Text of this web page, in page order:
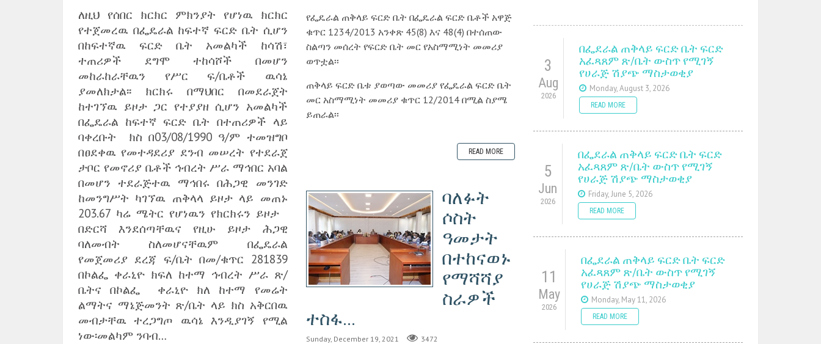
ለዚህ የሰበር ክርክር ምክንያት የሆነዉ ክርክር
የተጀመረዉ በፌዴራል ከፍተኛ ፍርድ ቤት ሲሆን
በከፍተኛዉ ፍርድ ቤት አመልካች ከሳሽ፣
ተጠሪዎች ደግሞ ተከሳሾች በመሆን
መከራከራቸዉን የሥር ፍ/ቤቶች ዉሳኔ
ያመለክታል፡፡ ክርክሩ በማህበር በመደራጀት
ከተገኘዉ ይዞታ ጋር የተያያዘ ሲሆን አመልካች
በፌዴራል ከፍተኛ ፍርድ ቤት በተጠሪዎች ላይ
ባቀረቡት ክስ በ03/08/1990 ዓ/ም ተመዝግቦ
በፀደቀዉ የመተዳደሪያ ደንብ መሠረት የተደራጀ
ታቦር የመኖሪያ ቤቶች ኅብረት ሥራ ማኅበር አባል
በመሆን ተደራጅተዉ ማኅበሩ በሕጋዊ መንገድ
ከመንግሥት ካገኘዉ ጠቅላላ ይዞታ ላይ መጠኑ
203.67 ካሬ ሜትር የሆነዉን የክርክሩን ይዞታ
በድርሻ እንደሰጣቸዉና የዚሁ ይዞታ ሕጋዊ
ባለመብት ስለመሆናቸዉም በፌዴራል
የመጀመሪያ ደረጃ ፍ/ቤት በመ/ቁጥር 281839
በኮልፌ ቀራኒዮ ክፍለ ከተማ ኅብረት ሥራ ጽ/
ቤትና በኮልፌ ቀራኒዮ ክለ ከተማ የመሬት
ልማትና ማኔጅመንት ጽ/ቤት ላይ ክስ አቅርበዉ
መብታቸዉ ተረጋግጦ ዉሳኔ እንዲያገኝ የሚል
ነው፡መልካም ንባብ…
የፌዴራል ጠቅላይ ፍርድ ቤት በፌዴራል ፍርድ ቤቶች አዋጅ
ቁጥር 1234/2013 አንቀጽ 45(8) እና 48(4) በተሰጠው
ስልጣን መሰረት የፍርድ ቤት መር የአስማሚነት መመሪያ
ወጥቷል፡፡
ጠቅላይ ፍርድ ቤቱ ያወጣው መመሪያ የፌዴራል ፍርድ ቤት
መር አስማሚነት መመሪያ ቁጥር 12/2014 በሚል ስያሜ
ይጠራል፡፡
READ MORE
ባለፉት
ሶስት
ዓመታት
በተከናወኑ
የማሻሻያ
ስራዎች
ተስፋ...
Sunday, December 19, 2021 3472
3
Aug
2026
በፌደራል ጠቅላይ ፍርድ ቤት ፍርድ
አፈጻጸም ጽ/ቤት ውስጥ የሚገኝ
የሀራጅ ሽያጭ ማስታወቂያ
Monday, August 3, 2026
READ MORE
5
Jun
2026
በፌደራል ጠቅላይ ፍርድ ቤት ፍርድ
አፈጻጸም ጽ/ቤት ውስጥ የሚገኝ
የሀራጅ ሽያጭ ማስታወቂያ
Friday, June 5, 2026
READ MORE
11
May
2026
በፌደራል ጠቅላይ ፍርድ ቤት ፍርድ
አፈጻጸም ጽ/ቤት ውስጥ የሚገኝ
የሀራጅ ሽያጭ ማስታወቂያ
Monday, May 11, 2026
READ MORE